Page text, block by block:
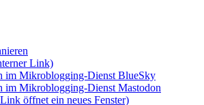
Link)
im Mikroblogging-Dienst BlueSky
im Mikroblogging-Dienst Mastodon
öffnet ein neues Fenster)